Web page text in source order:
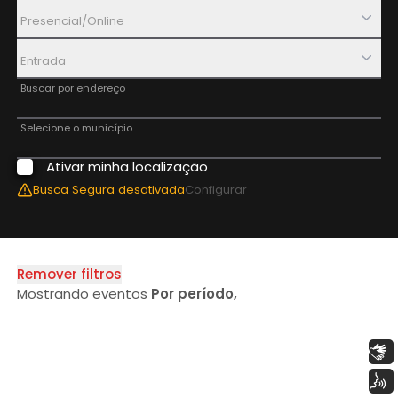
Presencial/Online
Entrada
Buscar por endereço
Selecione o município
Aplicar Filtros
Ativar minha localização
Busca Segura desativadaConfigurar
Remover filtros
Mostrando eventos Por período,